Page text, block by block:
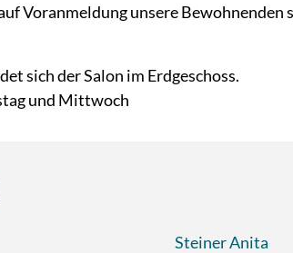
Voranmeldung unsere Bewohnenden
sich der Salon im Erdgeschoss.
und Mittwoch
Steiner Anita